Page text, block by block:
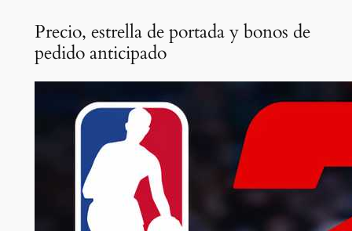
Precio, estrella de portada y bonos de
pedido anticipado